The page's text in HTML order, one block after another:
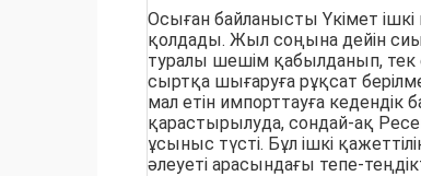
Осыған байланысты Үкімет
қолдады. Жыл соңына дейін
туралы шешім қабылданып, тек
сыртқа шығаруға рұқсат
мал етін импорттауға
қарастырылуда, сондай-ақ
ұсыныс түсті. Бұл ішкі
әлеуеті арасындағы тепе-